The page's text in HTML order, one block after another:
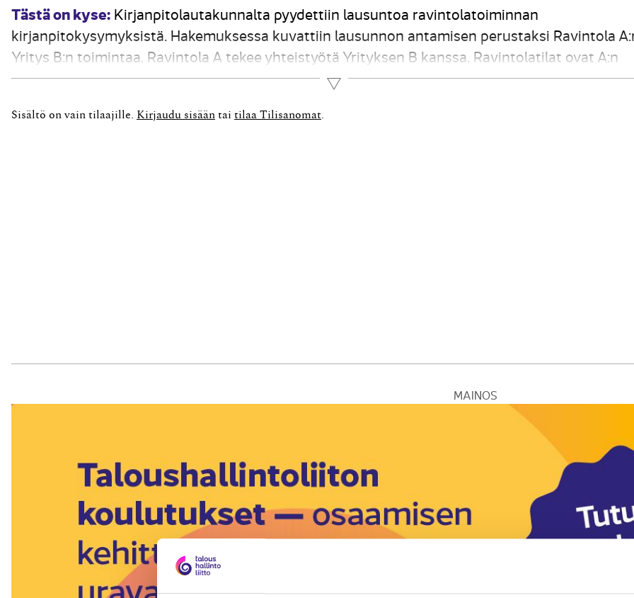
Tästä on kyse: Kirjanpitolautakunnalta pyydettiin lausuntoa ravintolatoiminnan
kirjanpitokysymyksistä. Hakemuksessa kuvattiin lausunnon antamisen perustaksi Ravintola
Yritys B:n toimintaa. Ravintola A tekee yhteistyötä Yrityksen B kanssa. Ravintolatilat ovat A:n
hallinnassa. A on ulkoistanut keittiötoiminnan B:lle. Keittiö sijaitsee A:n ravintolatilassa.
Lue lisää
Sisältö on vain tilaajille. Kirjaudu sisään tai tilaa Tilisanomat
MAINOS